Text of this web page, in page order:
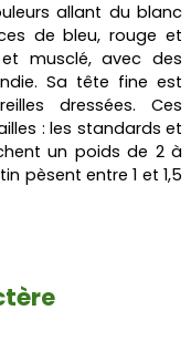
allant du blanc
de bleu, rouge et
musclé, avec des
Sa tête fine est
dressées. Ces
: les standards et
un poids de 2 à
pèsent entre 1 et 1,5